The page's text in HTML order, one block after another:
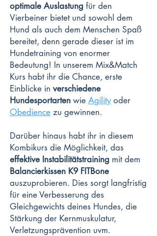
optimale Auslastung für den
Vierbeiner bietet und sowohl dem
Hund als auch dem Menschen Spaß
bereitet, denn gerade dieser ist im
Hundetraining von enormer
Bedeutung! In unserem Mix&Match
Kurs habt ihr die Chance, erste
Einblicke in verschiedene
Hundesportarten wie Agilityoder
Obedience zu gewinnen.
Darüber hinaus habt ihr in diesem
Kombikurs die Möglichkeit, das
effektive Instabilitätstraining mit dem
Balancierkissen K9 FITBone
auszuprobieren. Dies sorgt langfristig
für eine Verbesserung des
Gleichgewichts deines Hundes, die
Stärkung der Kernmuskulatur,
Verletzungsprävention uvm.